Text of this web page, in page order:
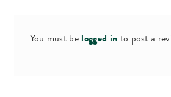
You must be logged in to post a